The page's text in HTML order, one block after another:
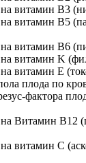
витамин B3
витамин B5
витамин B6
витамин K
витамин E
плода по
фактора
Витамин B12
витамин C